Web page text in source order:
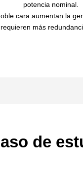
potencia nominal.
cara aumentan la
más
de